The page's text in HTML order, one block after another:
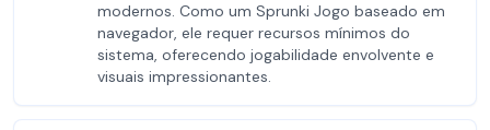
modernos. Como um Sprunki Jogo baseado em
navegador, ele requer recursos mínimos do
sistema, oferecendo jogabilidade envolvente e
visuais impressionantes.